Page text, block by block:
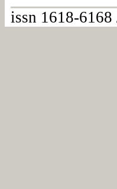
issn 1618-6168